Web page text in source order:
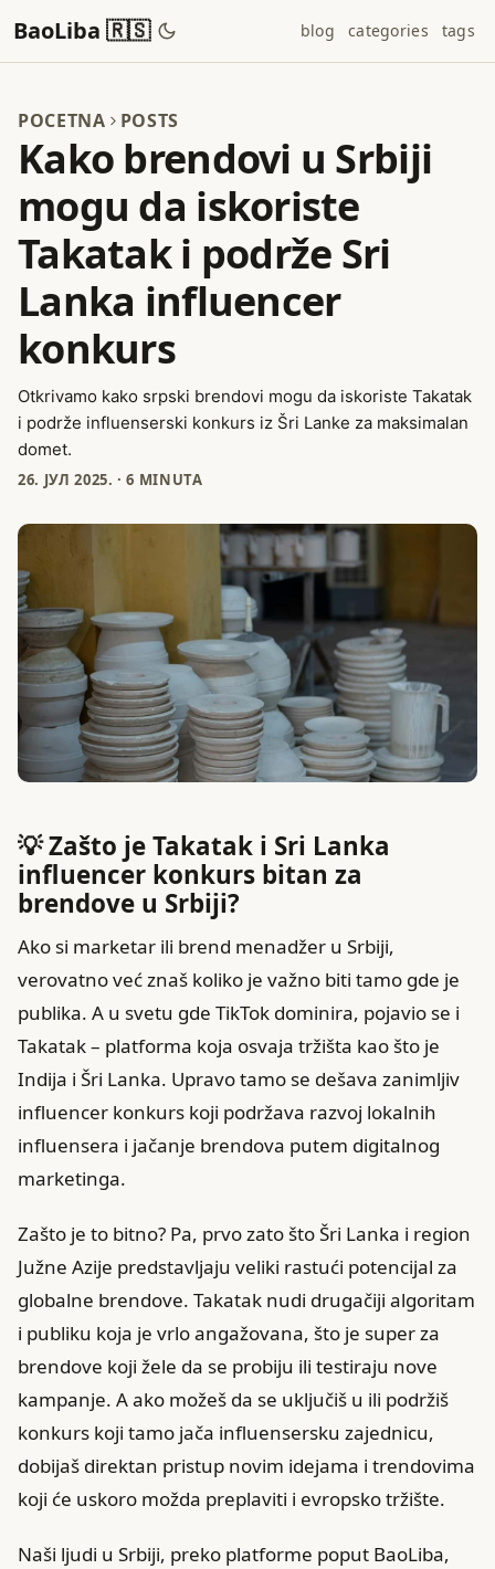
BaoLiba 🇷🇸 blog categories tags
POCETNA POSTS
Kako brendovi u Srbiji
mogu da iskoriste
Takatak i podrže Sri
Lanka influencer
konkurs
Otkrivamo kako srpski brendovi mogu da iskoriste Takatak
i podrže influenserski konkurs iz Šri Lanke za maksimalan
domet.
26. ЈУЛ 2025. ·6 MINUTA
💡 Zašto je Takatak i Sri Lanka
influencer konkurs bitan za
brendove u Srbiji?
Ako si marketar ili brend menadžer u Srbiji,
verovatno već znaš koliko je važno biti tamo gde je
publika. A u svetu gde TikTok dominira, pojavio se i
Takatak – platforma koja osvaja tržišta kao što je
Indija i Šri Lanka. Upravo tamo se dešava zanimljiv
influencer konkurs koji podržava razvoj lokalnih
influensera i jačanje brendova putem digitalnog
marketinga.
Zašto je to bitno? Pa, prvo zato što Šri Lanka i region
Južne Azije predstavljaju veliki rastući potencijal za
globalne brendove. Takatak nudi drugačiji algoritam
i publiku koja je vrlo angažovana, što je super za
brendove koji žele da se probiju ili testiraju nove
kampanje. A ako možeš da se uključiš u ili podržiš
konkurs koji tamo jača influensersku zajednicu,
dobijaš direktan pristup novim idejama i trendovima
koji će uskoro možda preplaviti i evropsko tržište.
Naši ljudi u Srbiji, preko platforme poput BaoLiba,